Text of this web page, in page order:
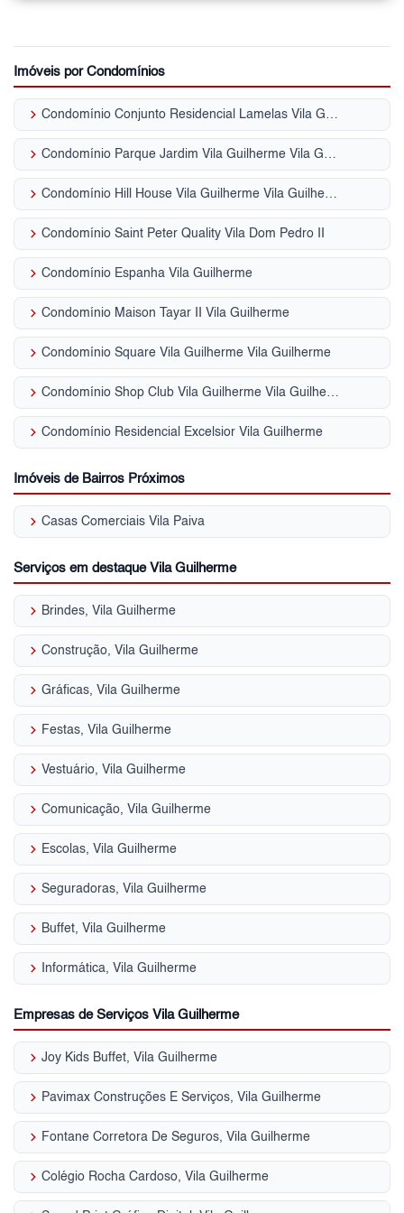
Imóveis por Condomínios
keyboard_arrow_right Condomínio Conjunto Residencial Lamelas Vila Guilherme
keyboard_arrow_right Condomínio Parque Jardim Vila Guilherme Vila Guilherme
keyboard_arrow_right Condomínio Hill House Vila Guilherme Vila Guilherme
keyboard_arrow_right Condomínio Saint Peter Quality Vila Dom Pedro II
keyboard_arrow_right Condomínio Espanha Vila Guilherme
keyboard_arrow_right Condomínio Maison Tayar II Vila Guilherme
keyboard_arrow_right Condomínio Square Vila Guilherme Vila Guilherme
keyboard_arrow_right Condomínio Shop Club Vila Guilherme Vila Guilherme
keyboard_arrow_right Condomínio Residencial Excelsior Vila Guilherme
Imóveis de Bairros Próximos
keyboard_arrow_right Casas Comerciais Vila Paiva
Serviços em destaque Vila Guilherme
keyboard_arrow_right Brindes, Vila Guilherme
keyboard_arrow_right Construção, Vila Guilherme
keyboard_arrow_right Gráficas, Vila Guilherme
keyboard_arrow_right Festas, Vila Guilherme
keyboard_arrow_right Vestuário, Vila Guilherme
keyboard_arrow_right Comunicação, Vila Guilherme
keyboard_arrow_right Escolas, Vila Guilherme
keyboard_arrow_right Seguradoras, Vila Guilherme
keyboard_arrow_right Buffet, Vila Guilherme
keyboard_arrow_right Informática, Vila Guilherme
Empresas de Serviços Vila Guilherme
keyboard_arrow_right Joy Kids Buffet, Vila Guilherme
keyboard_arrow_right Pavimax Construções E Serviços, Vila Guilherme
keyboard_arrow_right Fontane Corretora De Seguros, Vila Guilherme
keyboard_arrow_right Colégio Rocha Cardoso, Vila Guilherme